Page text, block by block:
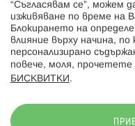
“Съгласявам се”, можем
изживяване по време на
Блокирането на
влияние върху начина,
персонализирано
повече, моля, прочетете
БИСКВИТКИ .